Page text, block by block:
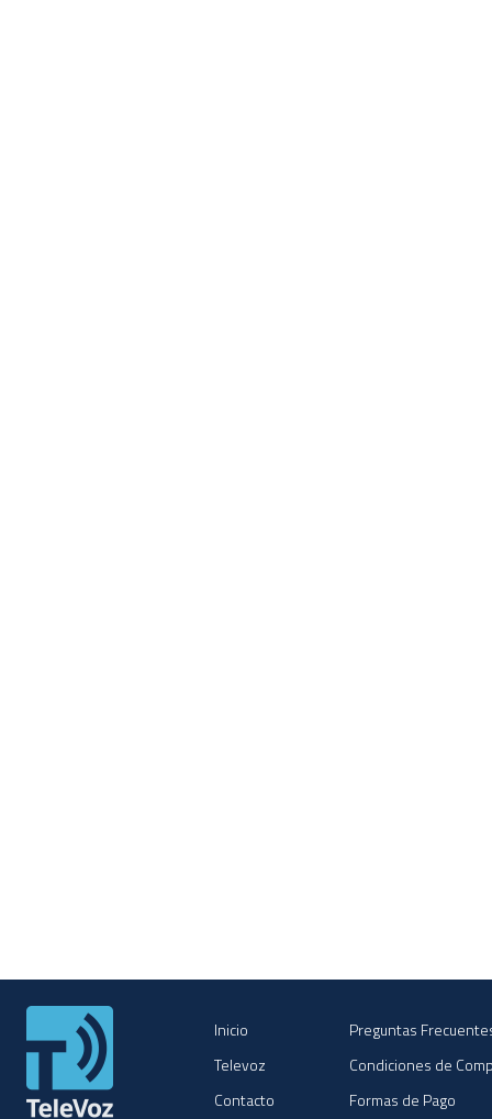
Inicio
Preguntas
Televoz
Condiciones de
Contacto
Formas de Pago